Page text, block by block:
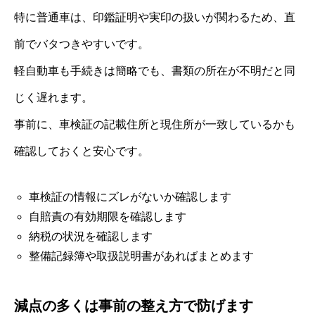
特に普通車は、印鑑証明や実印の扱いが関わるため、直
前でバタつきやすいです。
軽自動車も手続きは簡略でも、書類の所在が不明だと同
じく遅れます。
事前に、車検証の記載住所と現住所が一致しているかも
確認しておくと安心です。
車検証の情報にズレがないか確認します
自賠責の有効期限を確認します
納税の状況を確認します
整備記録簿や取扱説明書があればまとめます
減点の多くは事前の整え方で防げます